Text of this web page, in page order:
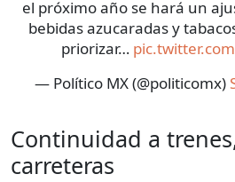
el próximo año se hará un
bebidas azucaradas y
priorizar…
— Político MX (@politicomx)
Continuidad a
carreteras